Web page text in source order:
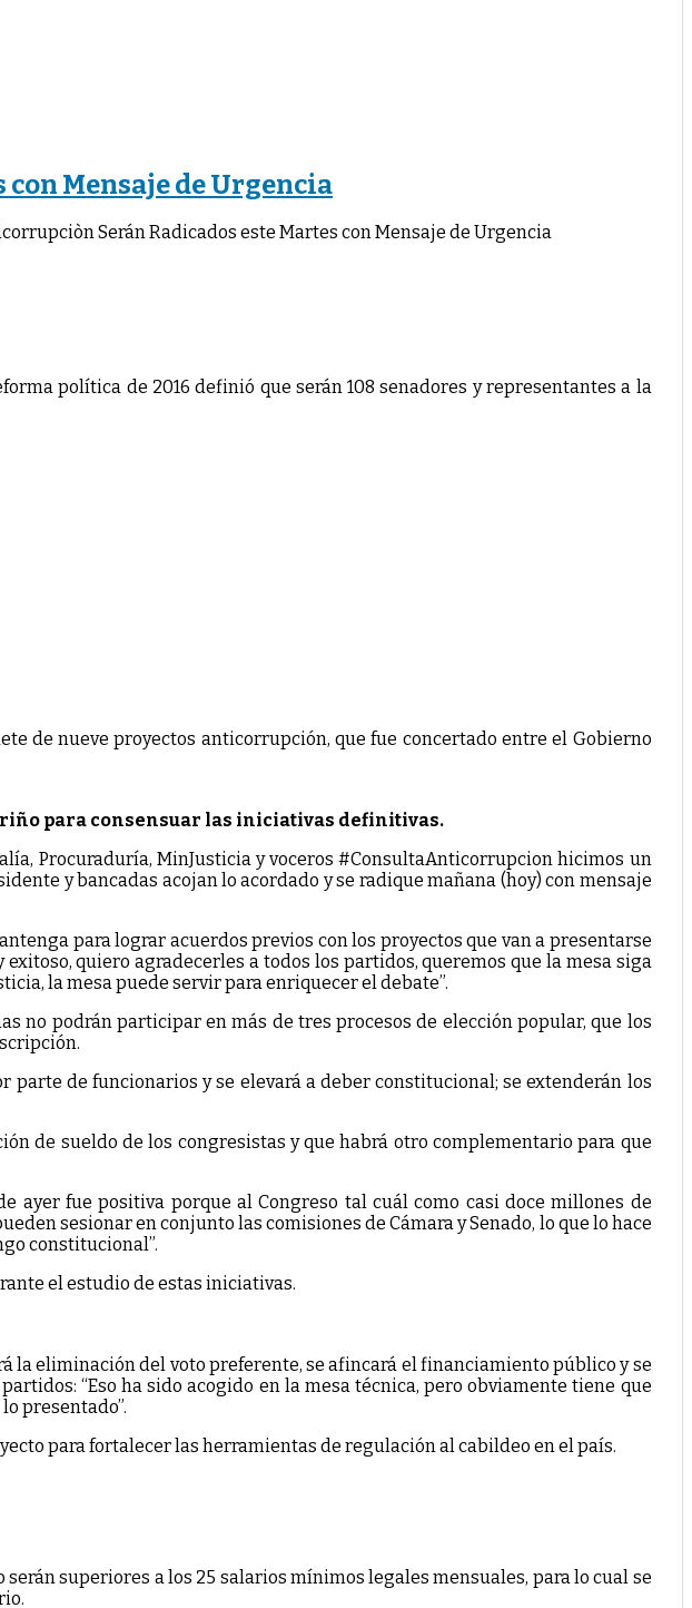
Mensaje de Urgencia
Serán Radicados este Martes con Mensaje de Urgencia
política de 2016 definió que serán 108 senadores y representantes a la
de nueve proyectos anticorrupción, que fue concertado entre el Gobierno
para consensuar las iniciativas definitivas.
Procuraduría, MinJusticia y voceros #ConsultaAnticorrupcion hicimos un
y bancadas acojan lo acordado y se radique mañana (hoy) con mensaje
para lograr acuerdos previos con los proyectos que van a presentarse
quiero agradecerles a todos los partidos, queremos que la mesa siga
la mesa puede servir para enriquecer el debate”.
no podrán participar en más de tres procesos de elección popular, que los
de funcionarios y se elevará a deber constitucional; se extenderán los
de sueldo de los congresistas y que habrá otro complementario para que
ayer fue positiva porque al Congreso tal cuál como casi doce millones de
sesionar en conjunto las comisiones de Cámara y Senado, lo que lo hace
constitucional”.
el estudio de estas iniciativas.
la eliminación del voto preferente, se afincará el financiamiento público y se
“Eso ha sido acogido en la mesa técnica, pero obviamente tiene que
presentado”.
para fortalecer las herramientas de regulación al cabildeo en el país.
superiores a los 25 salarios mínimos legales mensuales, para lo cual se